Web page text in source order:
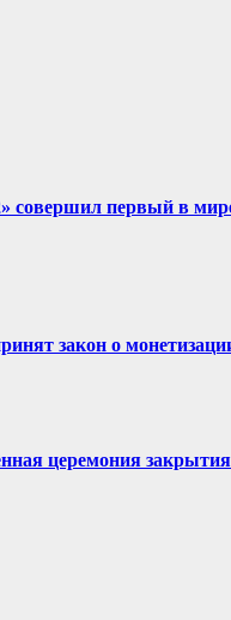
совершил первый в
закон о
церемония